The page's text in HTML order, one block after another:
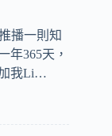
播一則知
年365天，
加我Li…